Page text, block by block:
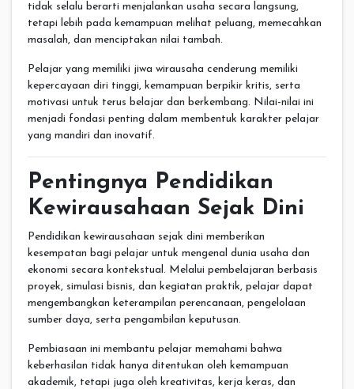
tidak selalu berarti menjalankan usaha secara langsung,
tetapi lebih pada kemampuan melihat peluang, memecahkan
masalah, dan menciptakan nilai tambah.
Pelajar yang memiliki jiwa wirausaha cenderung memiliki
kepercayaan diri tinggi, kemampuan berpikir kritis, serta
motivasi untuk terus belajar dan berkembang. Nilai-nilai ini
menjadi fondasi penting dalam membentuk karakter pelajar
yang mandiri dan inovatif.
Pentingnya Pendidikan
Kewirausahaan Sejak Dini
Pendidikan kewirausahaan sejak dini memberikan
kesempatan bagi pelajar untuk mengenal dunia usaha dan
ekonomi secara kontekstual. Melalui pembelajaran berbasis
proyek, simulasi bisnis, dan kegiatan praktik, pelajar dapat
mengembangkan keterampilan perencanaan, pengelolaan
sumber daya, serta pengambilan keputusan.
Pembiasaan ini membantu pelajar memahami bahwa
keberhasilan tidak hanya ditentukan oleh kemampuan
akademik, tetapi juga oleh kreativitas, kerja keras, dan